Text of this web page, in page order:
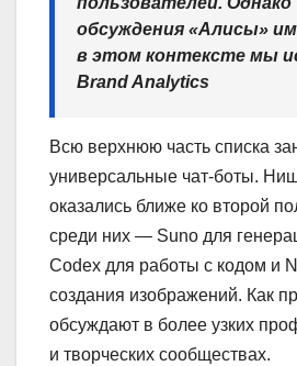
обсуждения «Алисы»
в этом контексте мы
Brand Analytics
Всю верхнюю часть списка
универсальные чат-боты.
оказались ближе ко второй
среди них — Suno для
Codex для работы с кодом и
создания изображений. Как
обсуждают в более узких
и творческих сообществах.